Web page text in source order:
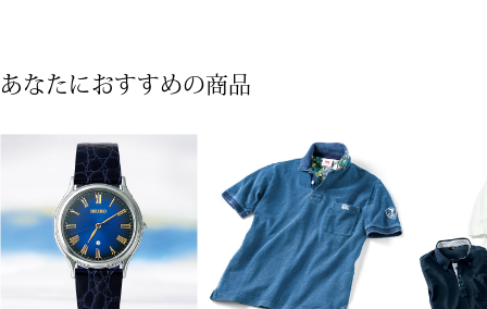
ダーウェア
ボストンバッグ
スーツケース
あなたにおすすめの商品